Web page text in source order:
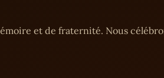
et de fraternité. Nous